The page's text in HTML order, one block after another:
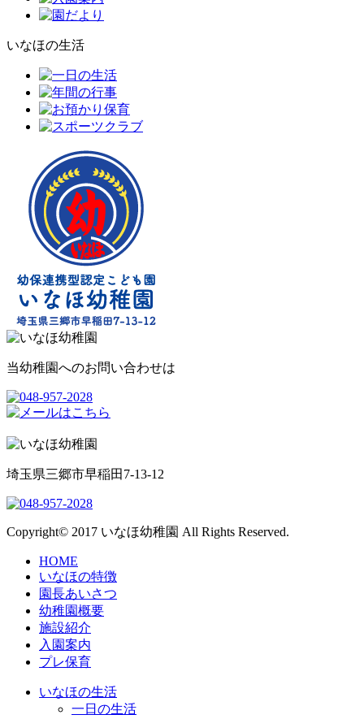
いなほの生活
当幼稚園へのお問い合わせは
埼玉県三郷市早稲田7-13-12
Copyright© 2017 いなほ幼稚園 All Rights Reserved.
HOME
いなほの特徴
園長あいさつ
幼稚園概要
施設紹介
入園案内
プレ保育
いなほの生活
一日の生活